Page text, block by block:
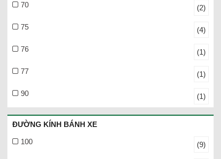
70 (2)
75 (4)
76 (1)
77 (1)
90 (1)
ĐƯỜNG KÍNH BÁNH XE
100 (9)